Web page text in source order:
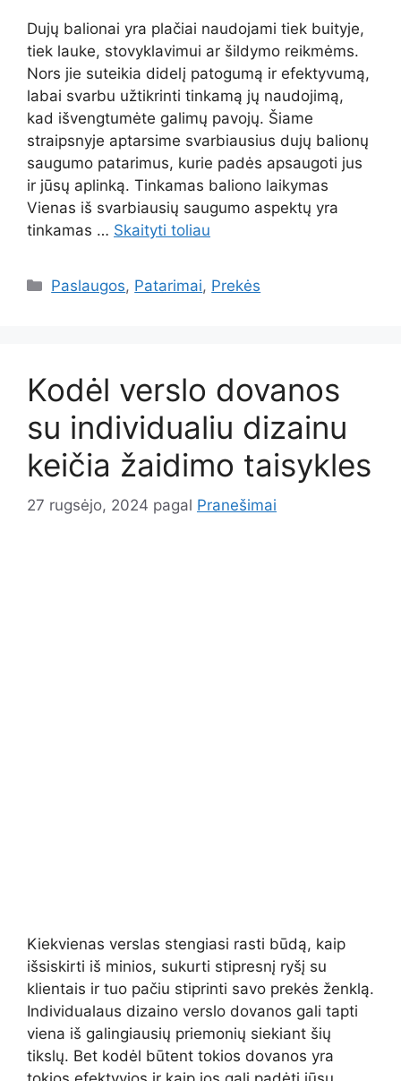
Dujų balionai yra plačiai naudojami tiek buityje,
tiek lauke, stovyklavimui ar šildymo reikmėms.
Nors jie suteikia didelį patogumą ir efektyvumą,
labai svarbu užtikrinti tinkamą jų naudojimą,
kad išvengtumėte galimų pavojų. Šiame
straipsnyje aptarsime svarbiausius dujų balionų
saugumo patarimus, kurie padės apsaugoti jus
ir jūsų aplinką. Tinkamas baliono laikymas
Vienas iš svarbiausių saugumo aspektų yra
tinkamas … Skaityti toliau
Kategorijos
Paslaugos, Patarimai, Prekės
Kodėl verslo dovanos
su individualiu dizainu
keičia žaidimo taisykles
27 rugsėjo, 2024 pagal Pranešimai
Kiekvienas verslas stengiasi rasti būdą, kaip
išsiskirti iš minios, sukurti stipresnį ryšį su
klientais ir tuo pačiu stiprinti savo prekės ženklą.
Individualaus dizaino verslo dovanos gali tapti
viena iš galingiausių priemonių siekiant šių
tikslų. Bet kodėl būtent tokios dovanos yra